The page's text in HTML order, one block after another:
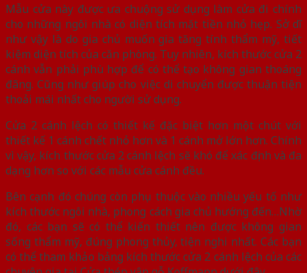
Mẫu cửa này được ưa chuộng sử dụng làm cửa đi chính
cho những ngôi nhà có diện tích mặt tiền nhỏ hẹp. Sở dĩ
như vậy là do gia chủ muốn gia tăng tính thẩm mỹ, tiết
kiệm diện tích của căn phòng. Tuy nhiên, kích thước cửa 2
cánh vẫn phải phù hợp để có thể tạo không gian thoáng
đãng. Cũng như giúp cho việc di chuyển được thuận tiện
thoải mái nhất cho người sử dụng.
Cửa 2 cánh lệch có thiết kế đặc biệt hơn một chút với
thiết kế 1 cánh chết nhỏ hơn và 1 cánh mở lớn hơn. Chính
vì vậy, kích thước cửa 2 cánh lệch sẽ khó để xác định và đa
dạng hơn so với các mẫu cửa cánh đều.
Bên cạnh đó chúng còn phụ thuộc vào nhiều yếu tố như
kích thước ngôi nhà, phong cách gia chủ hướng đến…Nhờ
đó, các bạn sẽ có thể kiến thiết nên được không gian
sống thẩm mỹ, đúng phong thủy, tiện nghi nhất. Các bạn
có thể tham khảo bảng kích thước cửa 2 cánh lệch của các